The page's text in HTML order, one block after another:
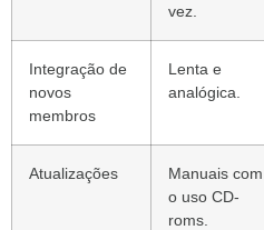
vez.
Integração de
novos
membros
Lenta e
analógica.
Atualizações
Manuais com
o uso CD-
roms.